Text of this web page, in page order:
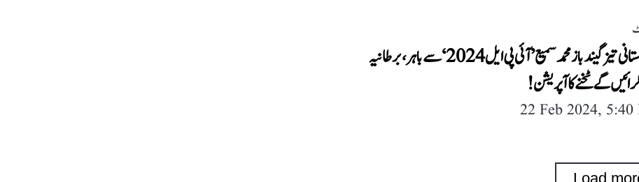
ہندوستانی تیز گیندباز محمد سمیع ’آئی پی ایل 2024‘ سے باہر، برطانیہ
گے ٹخنے کا آپریشن!
22 Feb 2024, 5:40
Load